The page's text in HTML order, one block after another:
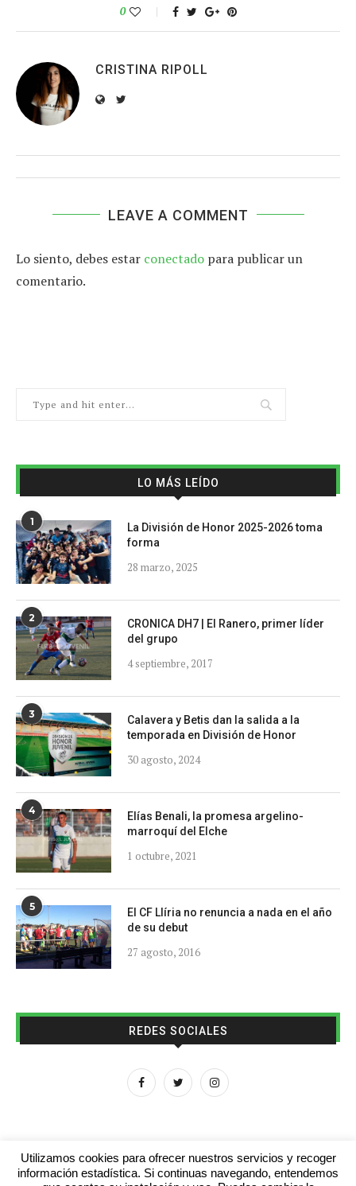
0
CRISTINA RIPOLL
LEAVE A COMMENT
Lo siento, debes estar conectado para publicar un
comentario.
LO MÁS LEÍDO
1
La División de Honor 2025-2026 toma
forma
28 marzo, 2025
2
CRONICA DH7 | El Ranero, primer líder
del grupo
4 septiembre, 2017
3
Calavera y Betis dan la salida a la
temporada en División de Honor
30 agosto, 2024
4
Elías Benali, la promesa argelino-
marroquí del Elche
1 octubre, 2021
5
El CF Llíria no renuncia a nada en el año
de su debut
27 agosto, 2016
REDES SOCIALES
Utilizamos cookies para ofrecer nuestros servicios y recoger
información estadística. Si continuas navegando, entendemos